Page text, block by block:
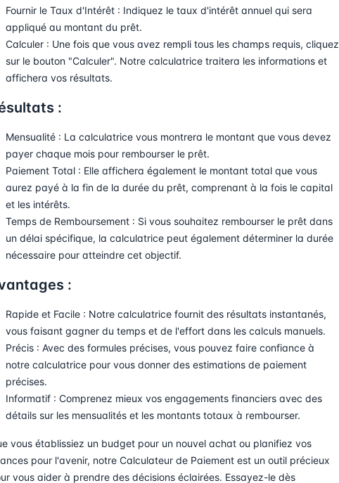
Fournir le Taux d'Intérêt : Indiquez le taux d'intérêt annuel qui sera
appliqué au montant du prêt.
Calculer : Une fois que vous avez rempli tous les champs requis, cliquez
sur le bouton "Calculer". Notre calculatrice traitera les informations et
affichera vos résultats.
:
Mensualité : La calculatrice vous montrera le montant que vous devez
payer chaque mois pour rembourser le prêt.
Paiement Total : Elle affichera également le montant total que vous
aurez payé à la fin de la durée du prêt, comprenant à la fois le capital
et les intérêts.
Temps de Remboursement : Si vous souhaitez rembourser le prêt dans
un délai spécifique, la calculatrice peut également déterminer la durée
nécessaire pour atteindre cet objectif.
:
Rapide et Facile : Notre calculatrice fournit des résultats instantanés,
vous faisant gagner du temps et de l'effort dans les calculs manuels.
Précis : Avec des formules précises, vous pouvez faire confiance à
notre calculatrice pour vous donner des estimations de paiement
précises.
Informatif : Comprenez mieux vos engagements financiers avec des
détails sur les mensualités et les montants totaux à rembourser.
vous établissiez un budget pour un nouvel achat ou planifiez vos
pour l'avenir, notre Calculateur de Paiement est un outil précieux
vous aider à prendre des décisions éclairées. Essayez-le dès